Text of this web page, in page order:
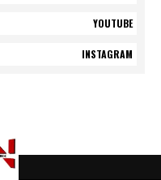
YOUTUBE
INSTAGRAM